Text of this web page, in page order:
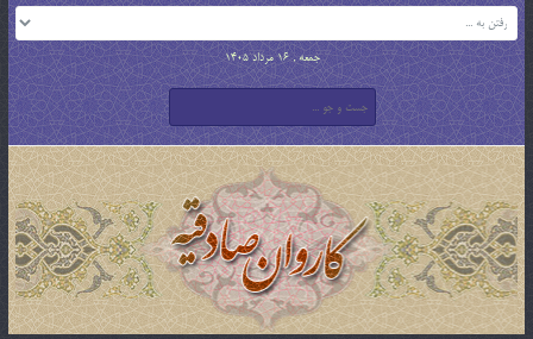
جمعه , 16 مرداد 1405